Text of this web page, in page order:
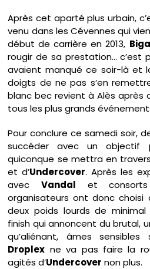
Après cet aparté plus urbain,
venu dans les Cévennes qui
début de carrière en 2013,
rougir de sa prestation… c’est
avaient manqué ce soir-là et
doigts de ne pas s’en
blanc bec revient à Alès après
tous les plus grands
Pour conclure ce samedi soir,
succéder avec un objectif
quiconque se mettra en
et d’Undercover. Après les
avecVandal et consorts
organisateurs ont donc choisi
deux poids lourds de
finish qui annoncent du brutal,
qu’aliénant, âmes sensibles
Droplex ne va pas faire la
agités d’Undercover non plus.